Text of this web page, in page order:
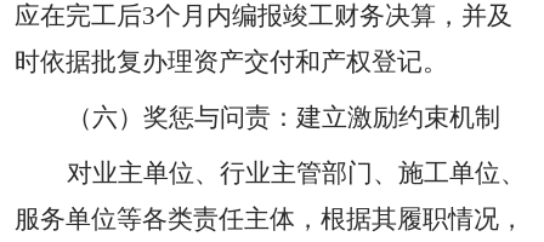
应在完工后3个月内编报竣工财务决算，并及
时依据批复办理资产交付和产权登记。
（六）奖惩与问责：建立激励约束机制
对业主单位、行业主管部门、施工单位、
服务单位等各类责任主体，根据其履职情况，